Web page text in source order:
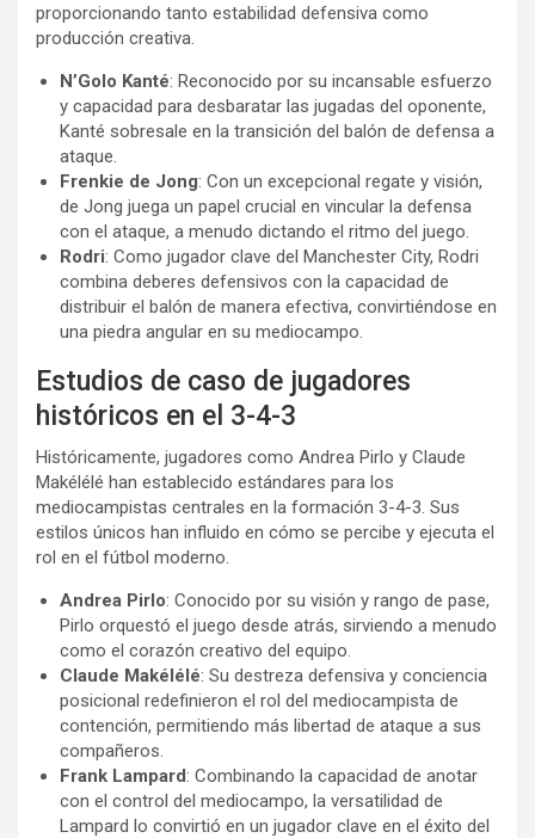
proporcionando tanto estabilidad defensiva como
producción creativa.
N’Golo Kanté: Reconocido por su incansable esfuerzo
y capacidad para desbaratar las jugadas del oponente,
Kanté sobresale en la transición del balón de defensa a
ataque.
Frenkie de Jong: Con un excepcional regate y visión,
de Jong juega un papel crucial en vincular la defensa
con el ataque, a menudo dictando el ritmo del juego.
Rodri: Como jugador clave del Manchester City, Rodri
combina deberes defensivos con la capacidad de
distribuir el balón de manera efectiva, convirtiéndose en
una piedra angular en su mediocampo.
Estudios de caso de jugadores
históricos en el 3-4-3
Históricamente, jugadores como Andrea Pirlo y Claude
Makélélé han establecido estándares para los
mediocampistas centrales en la formación 3-4-3. Sus
estilos únicos han influido en cómo se percibe y ejecuta el
rol en el fútbol moderno.
Andrea Pirlo: Conocido por su visión y rango de pase,
Pirlo orquestó el juego desde atrás, sirviendo a menudo
como el corazón creativo del equipo.
Claude Makélélé: Su destreza defensiva y conciencia
posicional redefinieron el rol del mediocampista de
contención, permitiendo más libertad de ataque a sus
compañeros.
Frank Lampard: Combinando la capacidad de anotar
con el control del mediocampo, la versatilidad de
Lampard lo convirtió en un jugador clave en el éxito del